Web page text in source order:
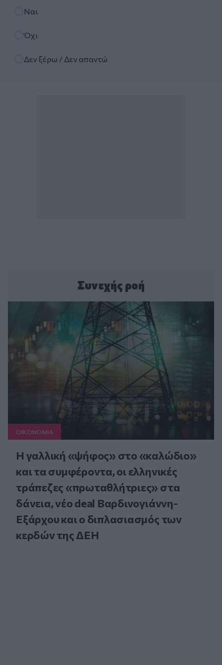
Ναι
Όχι
Δεν ξέρω / Δεν απαντώ
Συνεχής ροή
ΟΙΚΟΝΟΜΙΑ
Η γαλλική «ψήφος» στο «καλώδιο»
και τα συμφέροντα, οι ελληνικές
τράπεζες «πρωταθλήτριες» στα
δάνεια, νέο deal Βαρδινογιάννη-
Εξάρχου και ο διπλασιασμός των
κερδών της ΔΕΗ